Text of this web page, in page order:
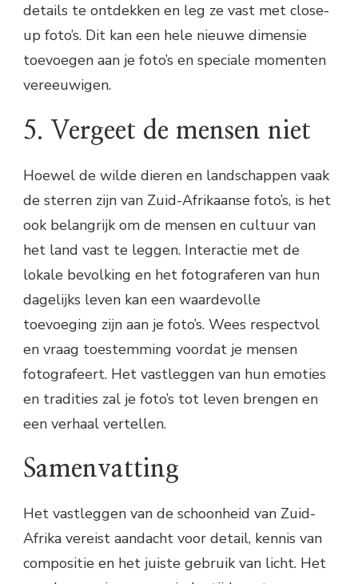
details te ontdekken en leg ze vast met close-
up foto’s. Dit kan een hele nieuwe dimensie
toevoegen aan je foto’s en speciale momenten
vereeuwigen.
5. Vergeet de mensen niet
Hoewel de wilde dieren en landschappen vaak
de sterren zijn van Zuid-Afrikaanse foto’s, is het
ook belangrijk om de mensen en cultuur van
het land vast te leggen. Interactie met de
lokale bevolking en het fotograferen van hun
dagelijks leven kan een waardevolle
toevoeging zijn aan je foto’s. Wees respectvol
en vraag toestemming voordat je mensen
fotografeert. Het vastleggen van hun emoties
en tradities zal je foto’s tot leven brengen en
een verhaal vertellen.
Samenvatting
Het vastleggen van de schoonheid van Zuid-
Afrika vereist aandacht voor detail, kennis van
compositie en het juiste gebruik van licht. Het